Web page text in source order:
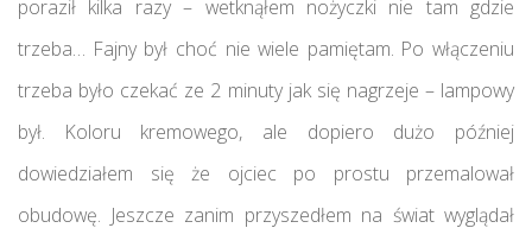
poraził kilka razy – wetknąłem nożyczki nie tam gdzie
trzeba… Fajny był choć nie wiele pamiętam. Po włączeniu
trzeba było czekać ze 2 minuty jak się nagrzeje – lampowy
był. Koloru kremowego, ale dopiero dużo później
dowiedziałem się że ojciec po prostu przemalował
obudowę. Jeszcze zanim przyszedłem na świat wyglądał